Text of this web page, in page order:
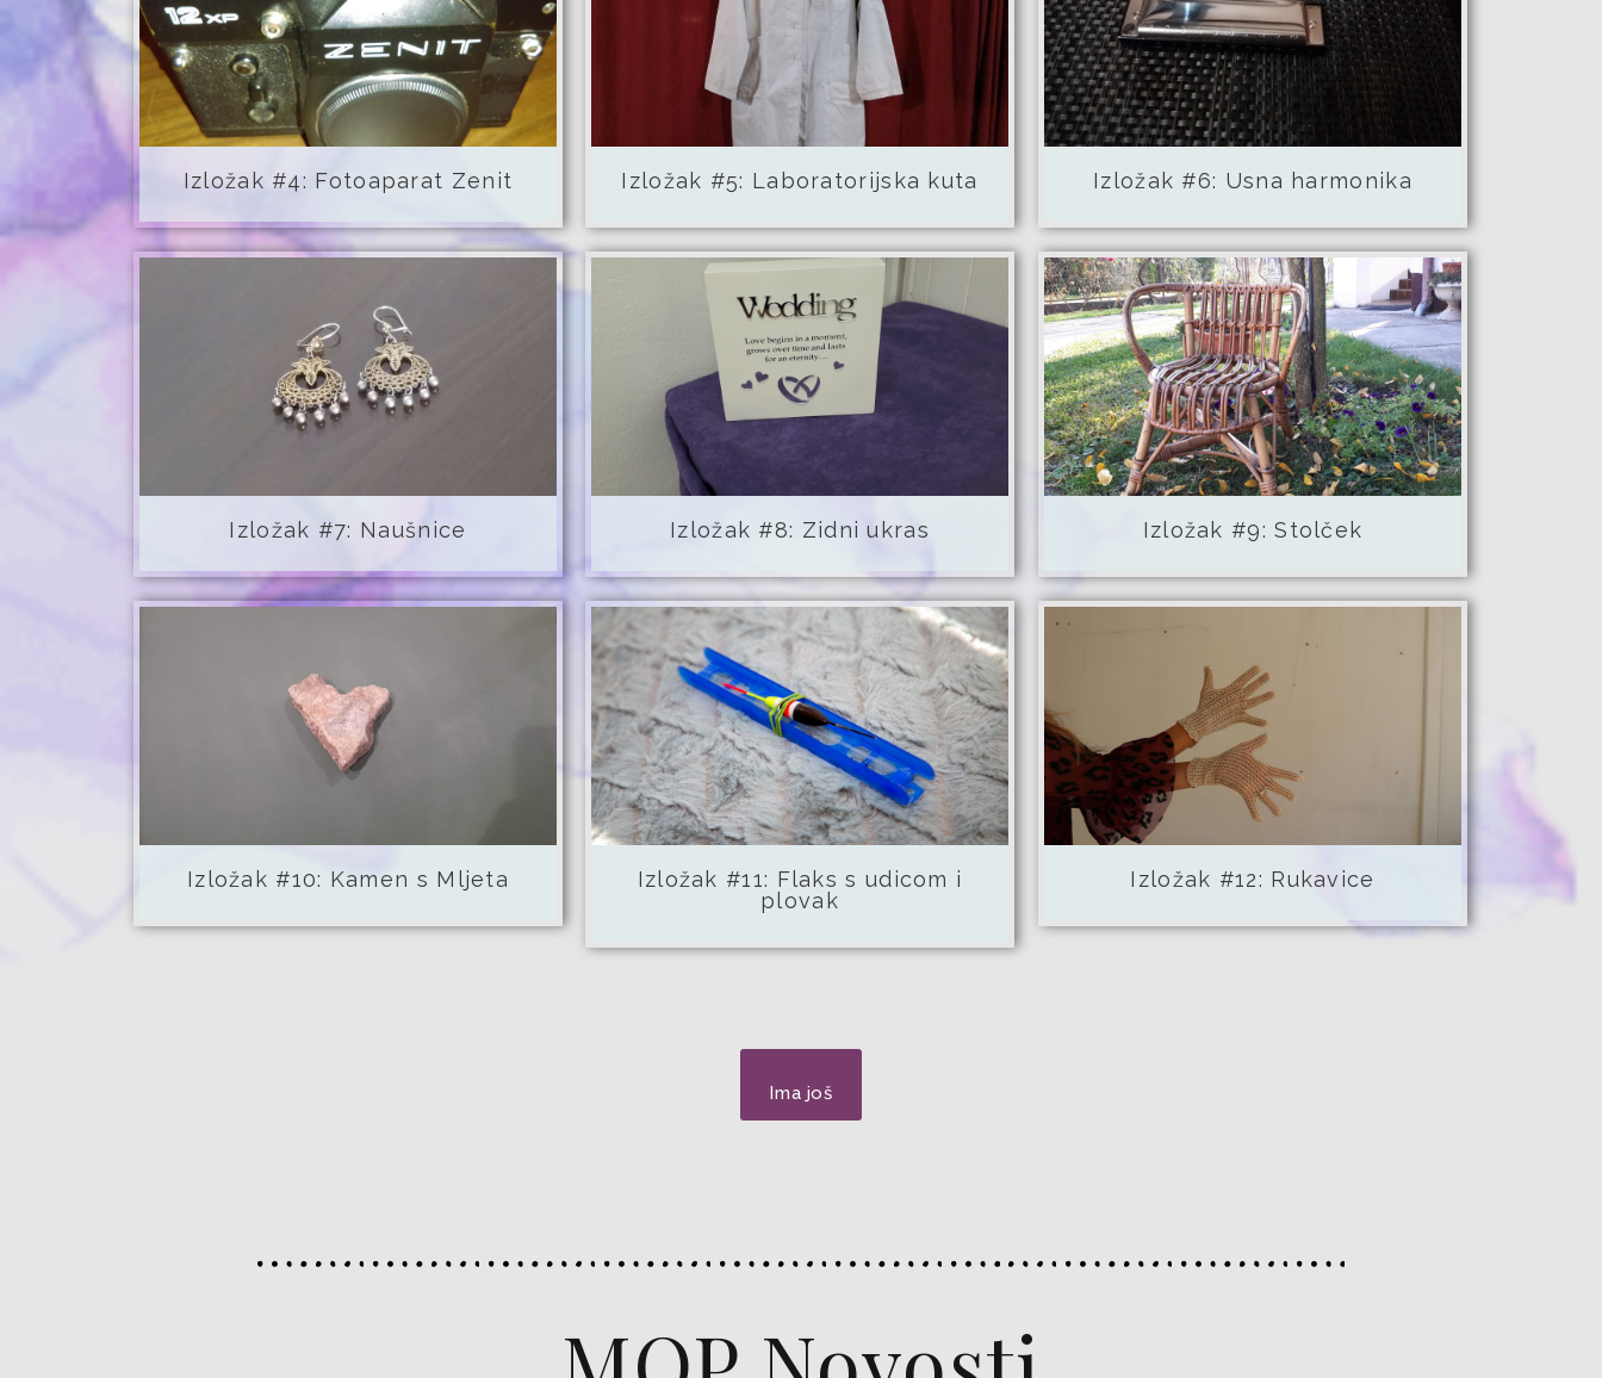
Izložak #4: Fotoaparat Zenit Izložak #5: Laboratorijska kuta Izložak #6: Usna harmonika
Izložak #7: Naušnice Izložak #8: Zidni ukras Izložak #9: Stolček
Izložak #10: Kamen s Mljeta
Izložak #11: Flaks s udicom i
plovak
Izložak #12: Rukavice
Ima još